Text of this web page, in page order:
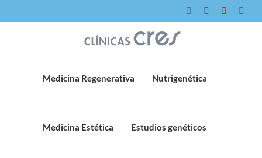
al
InstagramFacebookYouTube
Medicina Regenerativa Nutrigenética
Medicina Estética Estudios genéticos